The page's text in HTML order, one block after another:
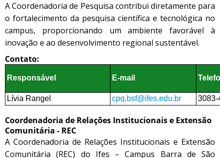
A Coordenadoria de Pesquisa contribui diretamente para
o fortalecimento da pesquisa científica e tecnológica no
campus, proporcionando um ambiente favorável à
inovação e ao desenvolvimento regional sustentável.
Contato:
Responsável E-mail
Lívia Rangel cpq.bsf@ifes.edu.br 3083-
Coordenadoria de Relações Institucionais e Extensão
Comunitária - REC
A Coordenadoria de Relações Institucionais e Extensão
Comunitária (REC) do Ifes – Campus Barra de São